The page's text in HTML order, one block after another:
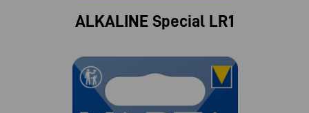
ALKALINE Special LR1